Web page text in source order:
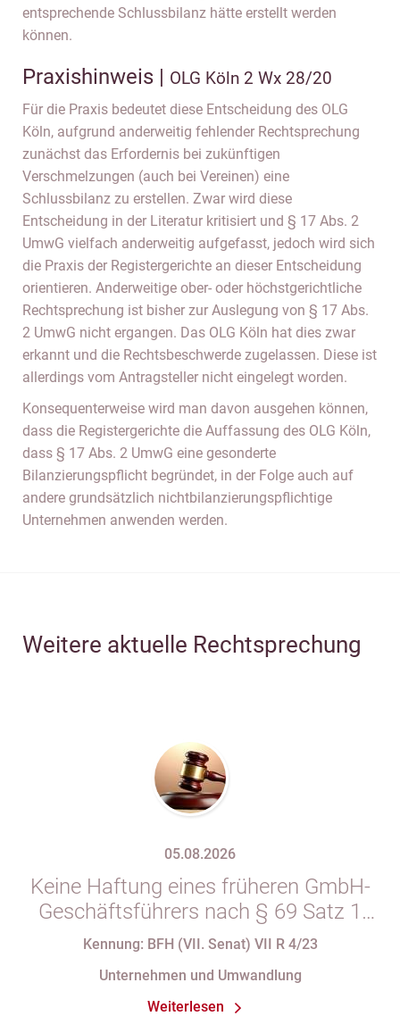
entsprechende Schlussbilanz hätte erstellt werden
können.
Praxishinweis | OLG Köln 2 Wx 28/20
Für die Praxis bedeutet diese Entscheidung des OLG
Köln, aufgrund anderweitig fehlender Rechtsprechung
zunächst das Erfordernis bei zukünftigen
Verschmelzungen (auch bei Vereinen) eine
Schlussbilanz zu erstellen. Zwar wird diese
Entscheidung in der Literatur kritisiert und § 17 Abs. 2
UmwG vielfach anderweitig aufgefasst, jedoch wird sich
die Praxis der Registergerichte an dieser Entscheidung
orientieren. Anderweitige ober- oder höchstgerichtliche
Rechtsprechung ist bisher zur Auslegung von § 17 Abs.
2 UmwG nicht ergangen. Das OLG Köln hat dies zwar
erkannt und die Rechtsbeschwerde zugelassen. Diese ist
allerdings vom Antragsteller nicht eingelegt worden.
Konsequenterweise wird man davon ausgehen können,
dass die Registergerichte die Auffassung des OLG Köln,
dass § 17 Abs. 2 UmwG eine gesonderte
Bilanzierungspflicht begründet, in der Folge auch auf
andere grundsätzlich nichtbilanzierungspflichtige
Unternehmen anwenden werden.
Weitere aktuelle Rechtsprechung
05.08.2026
Keine Haftung eines früheren GmbH-
Geschäftsführers nach § 69 Satz 1
i.V.m. § 34 Abs. 1 AO nach Verlust
Eintragung im Handelsregister
Kennung: BFH (VII. Senat) VII R 4/23
Unternehmen und Umwandlung
Weiterlesen